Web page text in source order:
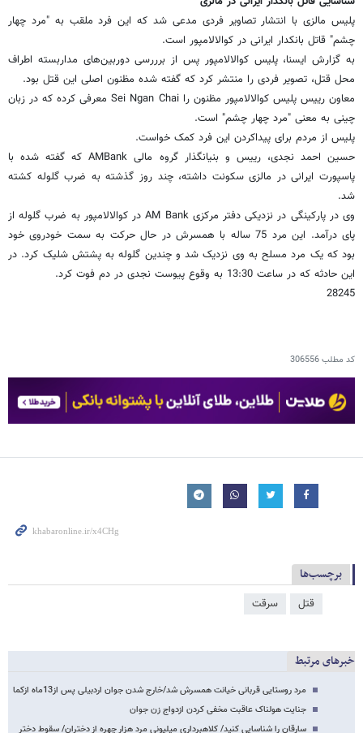
پلیس مالزی با انتشار تصاویر فردی مدعی شد که این فرد ملقب به "مرد چهار
چشم" قاتل بانکدار ایرانی در کوالالامپور است.
به گزارش ایسنا، پلیس کوالالامپور پس از برررسی‌ دوربین‌های مداربسته اطراف
محل قتل، تصویر فردی را منتشر کرد که گفته شده مظنون اصلی این قتل بود.
معاون رییس پلیس کوالالامپور مظنون را Sei Ngan Chai معرفی کرده که در زبان
چینی به معنی "مرد چهار چشم" است.
پلیس از مردم برای پیداکردن این فرد کمک خواست.
حسین احمد نجدی، رییس و بنیانگذار گروه مالی AMBank که گفته شده با
پاسپورت ایرانی در مالزی سکونت داشته، چند روز گذشته به ضرب گلوله کشته
شد.
وی در پارکینگی در نزدیکی دفتر مرکزی AM Bank در کوالالامپور به ضرب گلوله از
پای درآمد. این مرد 75 ساله با همسرش در حال حرکت به سمت خودروی خود
بود که یک مرد مسلح به وی نزدیک شد و چندین گلوله به پشتش شلیک کرد. در
این حادثه که در ساعت 13:30 به وقوع پیوست نجدی در دم فوت کرد.
28245
کد مطلب306556
برچسب‌ها
قتل سرقت
خبرهای مرتبط
مرد روستایی قربانی خیانت همسرش شد/خارج شدن جوان اردبیلی پس از13ماه ازکما
جنایت هولناک عاقبت مخفی کردن ازدواج زن جوان
سارقان را شناسایی کنید/ کلاهبرداری میلیونی مرد هزار چهره از دختران/ سقوط دختر